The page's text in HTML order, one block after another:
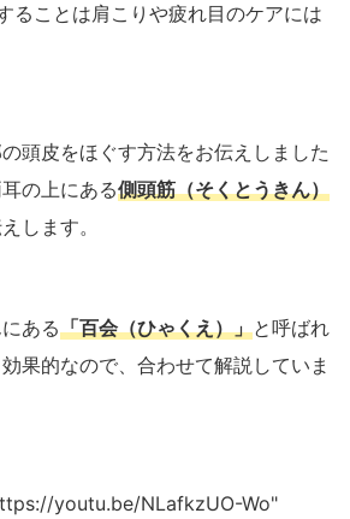
ることは肩こりや疲れ目のケアには
頭皮をほぐす方法をお伝えしました
の上にある側頭筋（そくとうきん）
します。
ある「百会（ひゃくえ）」と呼ばれ
果的なので、合わせて解説していま
youtu.be/NLafkzUO-Wo"